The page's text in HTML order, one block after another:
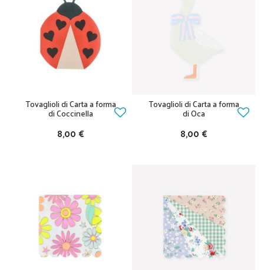
Tovaglioli di Carta a forma
di Coccinella
8,00 €
Tovaglioli di Carta a forma
di Oca
8,00 €